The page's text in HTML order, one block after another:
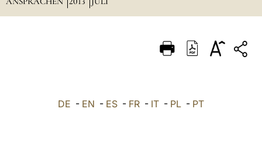
ITALIANO
DE - EN - ES - FR - IT - PL - PT